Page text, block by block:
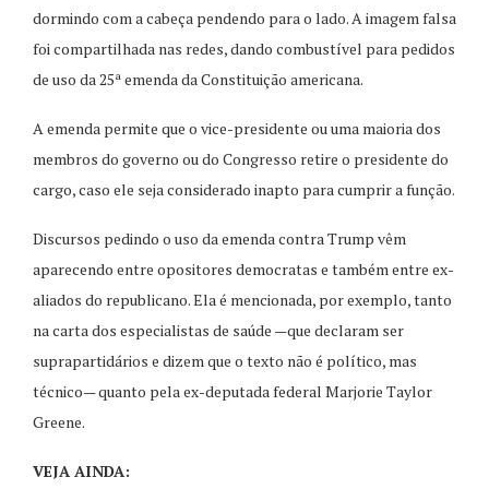
dormindo com a cabeça pendendo para o lado. A imagem falsa
foi compartilhada nas redes, dando combustível para pedidos
de uso da 25ª emenda da Constituição americana.
A emenda permite que o vice-presidente ou uma maioria dos
membros do governo ou do Congresso retire o presidente do
cargo, caso ele seja considerado inapto para cumprir a função.
Discursos pedindo o uso da emenda contra Trump vêm
aparecendo entre opositores democratas e também entre ex-
aliados do republicano. Ela é mencionada, por exemplo, tanto
na carta dos especialistas de saúde —que declaram ser
suprapartidários e dizem que o texto não é político, mas
técnico— quanto pela ex-deputada federal Marjorie Taylor
Greene.
VEJA AINDA: